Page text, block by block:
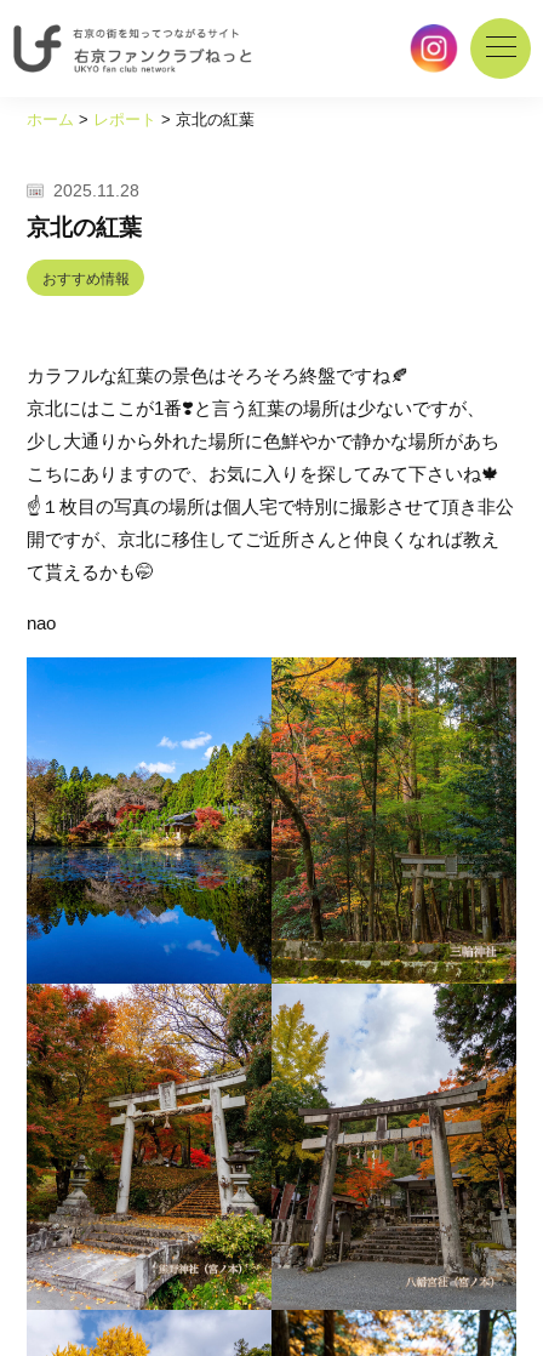
を
知
っ
て
る
サ
ト
｜
右
京
フ
ン
ラ
と
ホーム > レポート >京北の紅葉
2025.11.28
京北の紅葉
おすすめ情報
カラフルな紅葉の景色はそろそろ終盤ですね🍂
京北にはここが1番❣️と言う紅葉の場所は少ないですが、
少し大通りから外れた場所に色鮮やかで静かな場所があち
こちにありますので、お気に入りを探してみて下さいね🍁
☝ ️１枚目の写真の場所は個人宅で特別に撮影させて頂き非公
開ですが、京北に移住してご近所さんと仲良くなれば教え
て貰えるかも🤭
nao